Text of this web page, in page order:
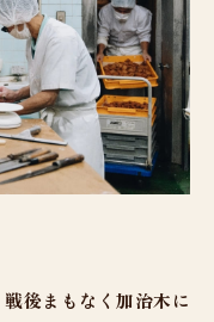
後まもなく加治木に